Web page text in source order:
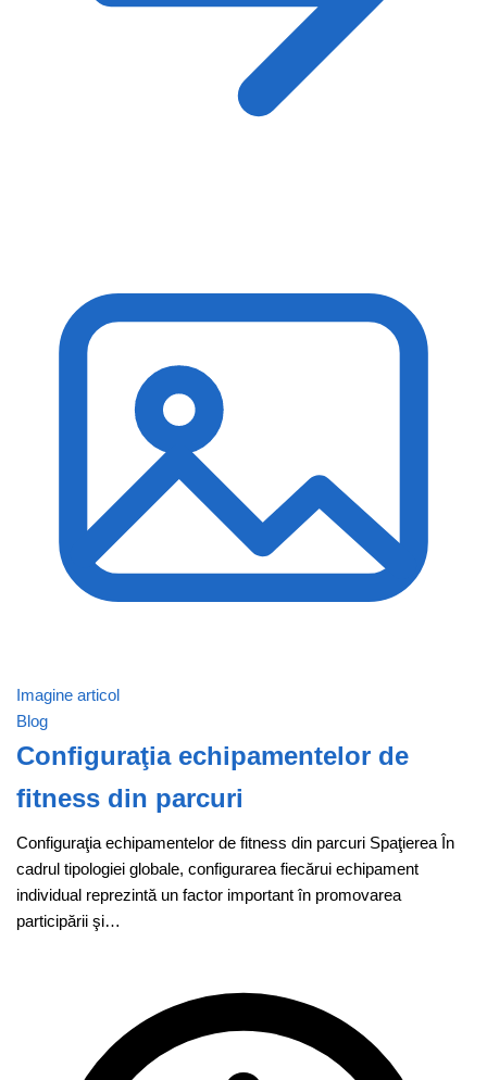
Imagine articol
Blog
Configuraţia echipamentelor de
fitness din parcuri
Configuraţia echipamentelor de fitness din parcuri Spaţierea În
cadrul tipologiei globale, configurarea fiecărui echipament
individual reprezintă un factor important în promovarea
participării şi…